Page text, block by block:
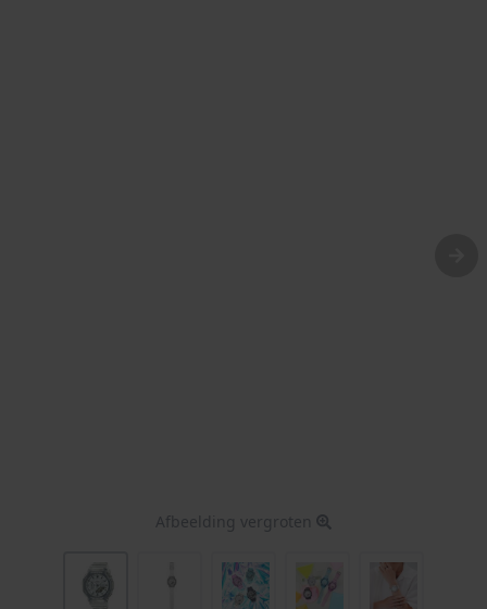
Afbeelding vergroten